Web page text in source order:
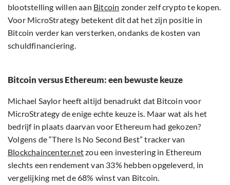
blootstelling willen aan Bitcoin zonder zelf crypto te kopen.
Voor MicroStrategy betekent dit dat het zijn positie in
Bitcoin verder kan versterken, ondanks de kosten van
schuldfinanciering.
Bitcoin versus Ethereum: een bewuste keuze
Michael Saylor heeft altijd benadrukt dat Bitcoin voor
MicroStrategy de enige echte keuze is. Maar wat als het
bedrijf in plaats daarvan voor Ethereum had gekozen?
Volgens de “There Is No Second Best” tracker van
Blockchaincenter.netzou een investering in Ethereum
slechts een rendement van 33% hebben opgeleverd, in
vergelijking met de 68% winst van Bitcoin.